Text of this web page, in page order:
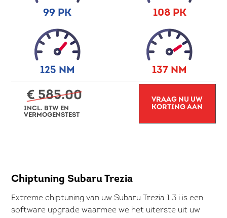
99 PK
125 NM
108 PK
137 NM
€ 585.00
INCL. BTW EN
VERMOGENSTEST
VRAAG NU UW
KORTING AAN
Chiptuning Subaru Trezia
Extreme chiptuning van uw Subaru Trezia 1.3 i is een
software upgrade waarmee we het uiterste uit uw